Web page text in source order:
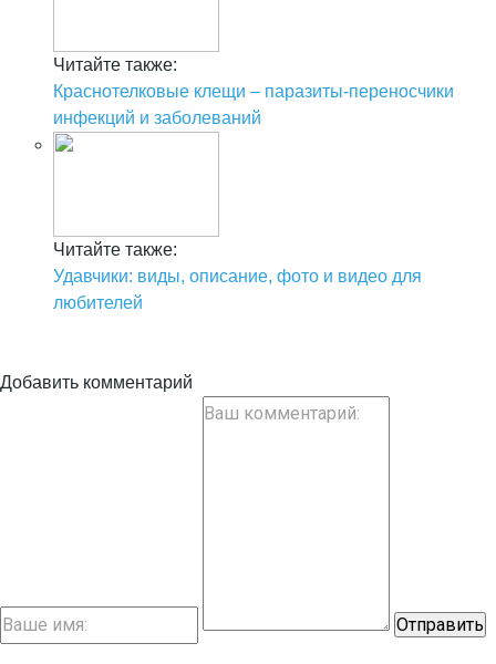
Читайте также:
Краснотелковые клещи – паразиты-переносчики
инфекций и заболеваний
Читайте также:
Удавчики: виды, описание, фото и видео для
любителей
Добавить комментарий